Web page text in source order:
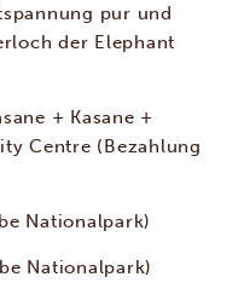
pur und
der Elephant
+ Kasane +
Centre (Bezahlung
Nationalpark)
Nationalpark)